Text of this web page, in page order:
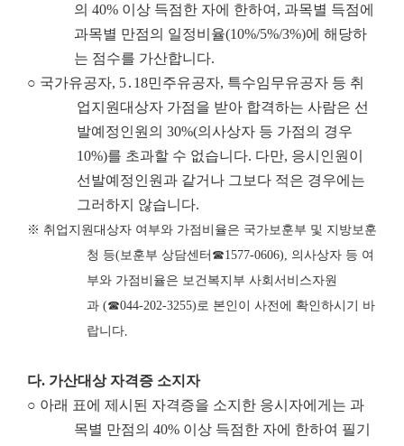
의 40% 이상 득점한 자에 한하여, 과목별 득점에
과목별 만점의 일정비율(10%/5%/3%)에 해당하
는 점수를 가산합니다.
○ 국가유공자, 5․18민주유공자, 특수임무유공자 등 취
업지원대상자 가점을 받아 합격하는 사람은 선
발예정인원의 30%(의사상자 등 가점의 경우
10%)를 초과할 수 없습니다. 다만, 응시인원이
선발예정인원과 같거나 그보다 적은 경우에는
그러하지 않습니다.
※ 취업지원대상자 여부와 가점비율은 국가보훈부 및 지방보훈
청 등(보훈부 상담센터 ☎1577-0606), 의사상자 등 여
부와 가점비율은 보건복지부 사회서비스자원
과 (☎044-202-3255) 로 본인이 사전에 확인하시기 바
랍니다.
다. 가산대상 자격증 소지자
○ 아래 표에 제시된 자격증을 소지한 응시자에게는 과
목별 만점의 40% 이상 득점한 자에 한하여 필기